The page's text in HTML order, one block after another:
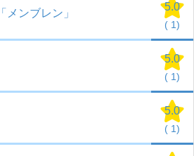
ンブレン」
5.0
( 1)
5.0
( 1)
5.0
( 1)